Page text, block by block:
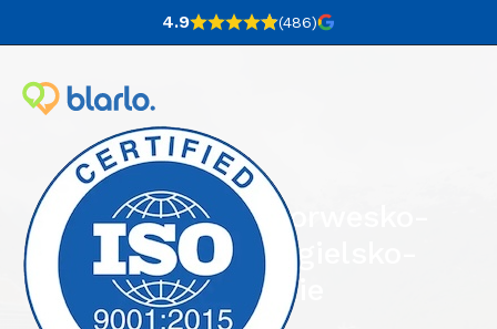
4.9 (486)
Tłumaczenia norwesko-
angielskie i angielsko-
norweskie